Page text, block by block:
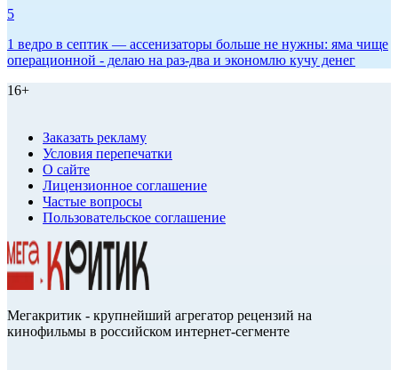
5
1 ведро в септик — ассенизаторы больше не нужны: яма чище
операционной - делаю на раз-два и экономлю кучу денег
16+
Заказать рекламу
Условия перепечатки
О сайте
Лицензионное соглашение
Частые вопросы
Пользовательское соглашение
Мегакритик - крупнейший агрегатор рецензий на
кинофильмы в российском интернет-сегменте